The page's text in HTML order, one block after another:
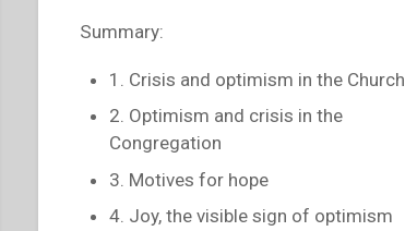
Summary:
1. Crisis and optimism in the Church
2. Optimism and crisis in the
Congregation
3. Motives for hope
4. Joy, the visible sign of optimism